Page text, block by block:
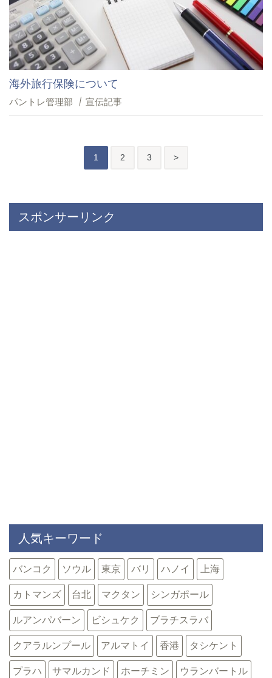
海外旅行保険について
パントレ管理部 宣伝記事
ペ
1 2 3 後
>
スポンサーリンク
人気キーワード
バンコク ソウル 東京 バリ ハノイ 上海
カトマンズ 台北 マクタン シンガポール
ルアンパバーン ビシュケク ブラチスラバ
クアラルンプール アルマトイ 香港 タシケント
プラハ サマルカンド ホーチミン ウランバートル